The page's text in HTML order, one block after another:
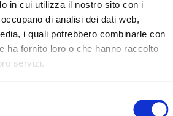
in cui utilizza il nostro sito con i
di analisi dei dati web,
i quali potrebbero combinarle con
ha fornito loro o che hanno raccolto
servizi.
902 903
904
907